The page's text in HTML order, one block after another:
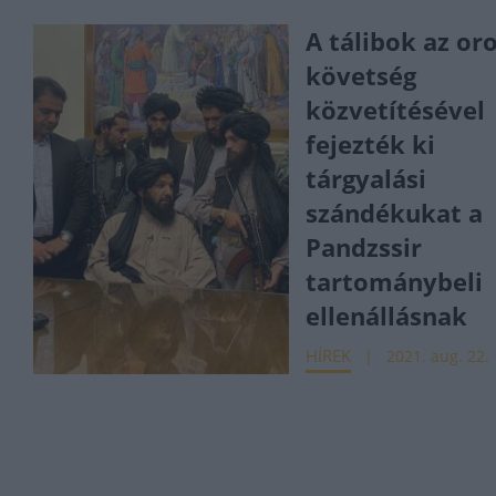
A tálibok az
követség
közvetítésével
fejezték ki
tárgyalási
szándékukat a
Pandzssir
tartománybeli
ellenállásnak
HÍREK 2021. aug. 22.